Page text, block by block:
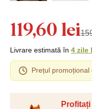
119,60 lei
Livrare estimată în 4 zile
Prețul promoțional